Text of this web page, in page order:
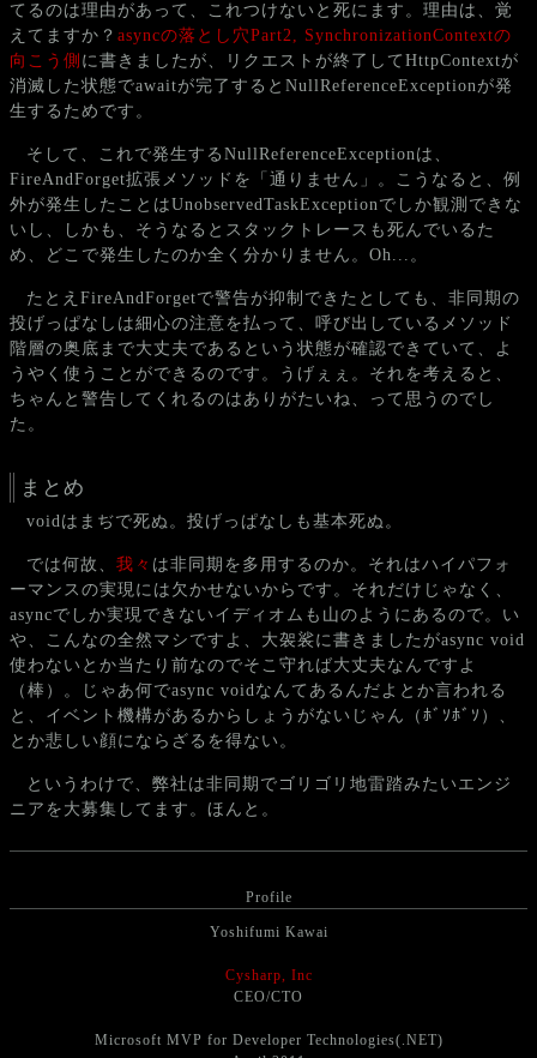
てるのは理由があって、これつけないと死にます。理由は、覚
えてますか？ asyncの落とし穴Part2, SynchronizationContextの
向こう側 に書きましたが、リクエストが終了してHttpContextが
消滅した状態でawaitが完了するとNullReferenceExceptionが発
生するためです。
そして、これで発生するNullReferenceExceptionは、
FireAndForget拡張メソッドを「通りません」。こうなると、例
外が発生したことはUnobservedTaskExceptionでしか観測できな
いし、しかも、そうなるとスタックトレースも死んでいるた
め、どこで発生したのか全く分かりません。Oh...。
たとえFireAndForgetで警告が抑制できたとしても、非同期の
投げっぱなしは細心の注意を払って、呼び出しているメソッド
階層の奥底まで大丈夫であるという状態が確認できていて、よ
うやく使うことができるのです。うげぇぇ。それを考えると、
ちゃんと警告してくれるのはありがたいね、って思うのでし
た。
まとめ
voidはまぢで死ぬ。投げっぱなしも基本死ぬ。
では何故、 我々 は非同期を多用するのか。それはハイパフォ
ーマンスの実現には欠かせないからです。それだけじゃなく、
asyncでしか実現できないイディオムも山のようにあるので。い
や、こんなの全然マシですよ、大袈裟に書きましたがasync void
使わないとか当たり前なのでそこ守れば大丈夫なんですよ
（棒）。じゃあ何でasync voidなんてあるんだよとか言われる
と、イベント機構があるからしょうがないじゃん（ﾎﾞｿﾎﾞｿ）、
とか悲しい顔にならざるを得ない。
というわけで、弊社は非同期でゴリゴリ地雷踏みたいエンジ
ニアを大募集してます。ほんと。
Profile
Yoshifumi Kawai
Cysharp, Inc
CEO/CTO
Microsoft MVP for Developer Technologies(.NET)